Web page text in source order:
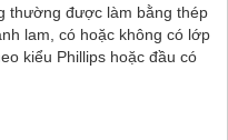
thường được làm bằng thép
lam, có hoặc không có lớp
kiểu Phillips hoặc đầu có